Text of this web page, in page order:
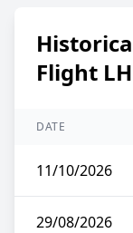
Flight
DATE
11/10/2026
29/08/2026